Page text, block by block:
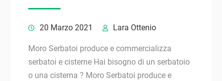
20 Marzo 2021 Lara Ottenio
Moro Serbatoi produce e commercializza
serbatoi e cisterne Hai bisogno di un serbatoio
o una cisterna ? Moro Serbatoi produce e